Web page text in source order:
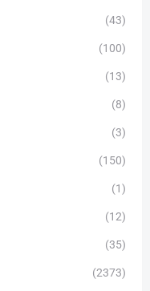
(43)
(100)
(13)
(8)
(3)
(150)
(1)
(12)
(35)
(2373)